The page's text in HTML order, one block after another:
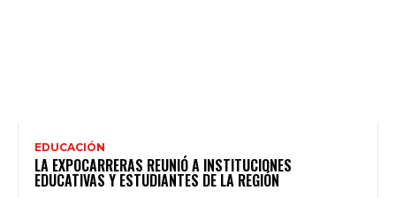
EDUCACIÓN
LA EXPOCARRERAS REUNIÓ A INSTITUCIONES
EDUCATIVAS Y ESTUDIANTES DE LA REGIÓN